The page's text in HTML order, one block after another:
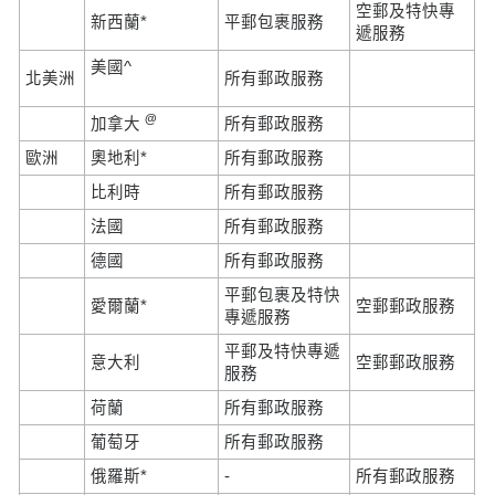
新西蘭* 平郵包裹服務
空郵及特快專
遞服務
北美洲
美國^
所有郵政服務
加拿大@
所有郵政服務
歐洲
奧地利*
所有郵政服務
比利時
所有郵政服務
法國
所有郵政服務
德國
所有郵政服務
愛爾蘭*
平郵包裹及特快
專遞服務
空郵郵政服務
意大利
平郵及特快專遞
服務
空郵郵政服務
荷蘭
所有郵政服務
葡萄牙
所有郵政服務
俄羅斯*
- 所有郵政服務